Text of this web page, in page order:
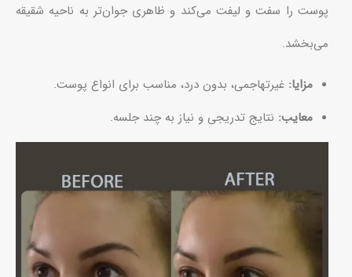
پوست را سفت و لیفت می‌کند و ظاهری جوان‌تر به ناحیه شقیقه
می‌بخشد.
مزایا: غیرتهاجمی، بدون درد، مناسب برای انواع پوست.
معایب: نتایج تدریجی و نیاز به چند جلسه.